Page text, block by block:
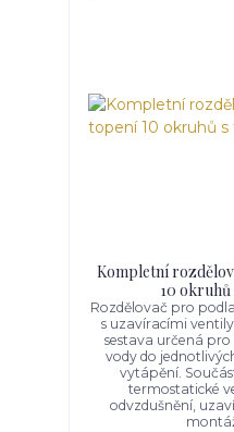
Kompletní
10
Rozdělovač pro
s uzavíracími
sestava určená
vody do
vytápění.
termostatické
odvzdušnění,